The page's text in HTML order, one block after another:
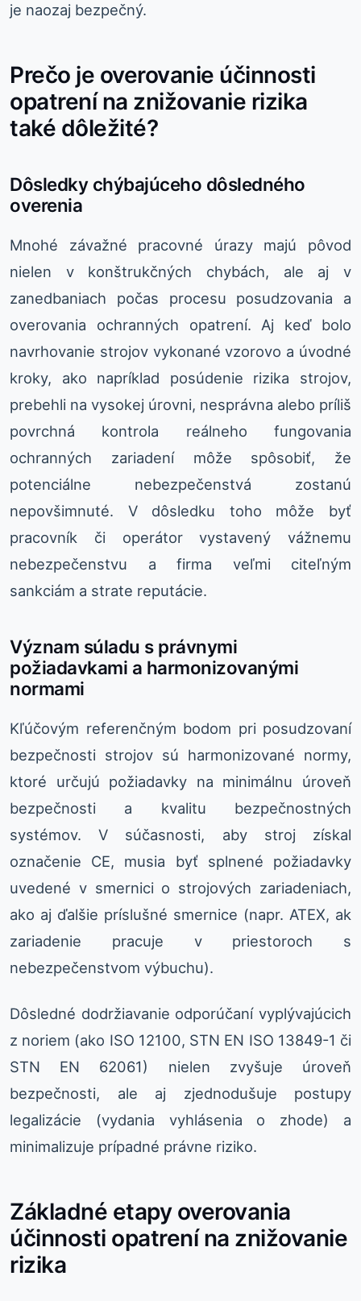
je naozaj bezpečný.
Prečo je overovanie účinnosti
opatrení na znižovanie rizika
také dôležité?
Dôsledky chýbajúceho dôsledného
overenia
Mnohé závažné pracovné úrazy majú pôvod
nielen v konštrukčných chybách, ale aj v
zanedbaniach počas procesu posudzovania a
overovania ochranných opatrení. Aj keď bolo
navrhovanie strojov vykonané vzorovo a úvodné
kroky, ako napríklad posúdenie rizika strojov,
prebehli na vysokej úrovni, nesprávna alebo príliš
povrchná kontrola reálneho fungovania
ochranných zariadení môže spôsobiť, že
potenciálne nebezpečenstvá zostanú
nepovšimnuté. V dôsledku toho môže byť
pracovník či operátor vystavený vážnemu
nebezpečenstvu a firma veľmi citeľným
sankciám a strate reputácie.
Význam súladu s právnymi
požiadavkami a harmonizovanými
normami
Kľúčovým referenčným bodom pri posudzovaní
bezpečnosti strojov sú harmonizované normy,
ktoré určujú požiadavky na minimálnu úroveň
bezpečnosti a kvalitu bezpečnostných
systémov. V súčasnosti, aby stroj získal
označenie CE, musia byť splnené požiadavky
uvedené v smernici o strojových zariadeniach,
ako aj ďalšie príslušné smernice (napr. ATEX, ak
zariadenie pracuje v priestoroch s
nebezpečenstvom výbuchu).
Dôsledné dodržiavanie odporúčaní vyplývajúcich
z noriem (ako ISO 12100, STN EN ISO 13849-1 či
STN EN 62061) nielen zvyšuje úroveň
bezpečnosti, ale aj zjednodušuje postupy
legalizácie (vydania vyhlásenia o zhode) a
minimalizuje prípadné právne riziko.
Základné etapy overovania
účinnosti opatrení na znižovanie
rizika